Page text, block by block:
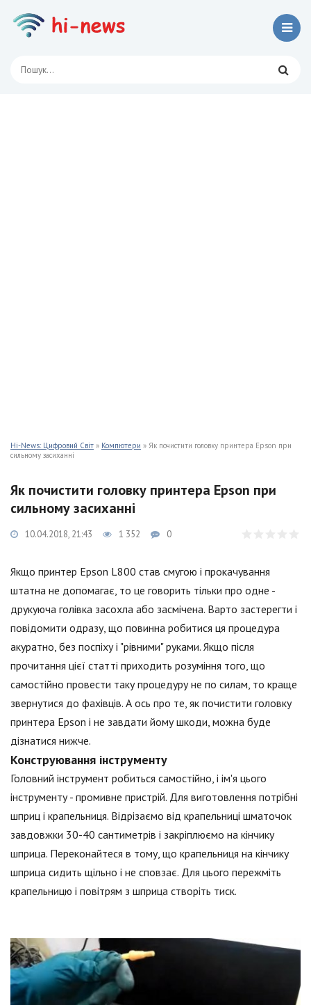
Hi-News: Цифровий Світ » Компютери » Як почистити головку принтера Epson при
сильному засиханні
Як почистити головку принтера Epson при
сильному засиханні
10.04.2018, 21:43 1 352 0
Якщо принтер Epson L800 став смугою і прокачування
штатна не допомагає, то це говорить тільки про одне -
друкуюча голівка засохла або засмічена. Варто застерегти і
повідомити одразу, що повинна робитися ця процедура
акуратно, без поспіху і "рівними" руками. Якщо після
прочитання цієї статті приходить розуміння того, що
самостійно провести таку процедуру не по силам, то краще
звернутися до фахівців. А ось про те, як почистити головку
принтера Epson і не завдати йому шкоди, можна буде
дізнатися нижче.
Конструювання інструменту
Головний інструмент робиться самостійно, і ім'я цього
інструменту - промивне пристрій. Для виготовлення потрібні
шприц і крапельниця. Відрізаємо від крапельниці шматочок
завдовжки 30-40 сантиметрів і закріплюємо на кінчику
шприца. Переконайтеся в тому, що крапельниця на кінчику
шприца сидить щільно і не сповзає. Для цього пережміть
крапельницю і повітрям з шприца створіть тиск.